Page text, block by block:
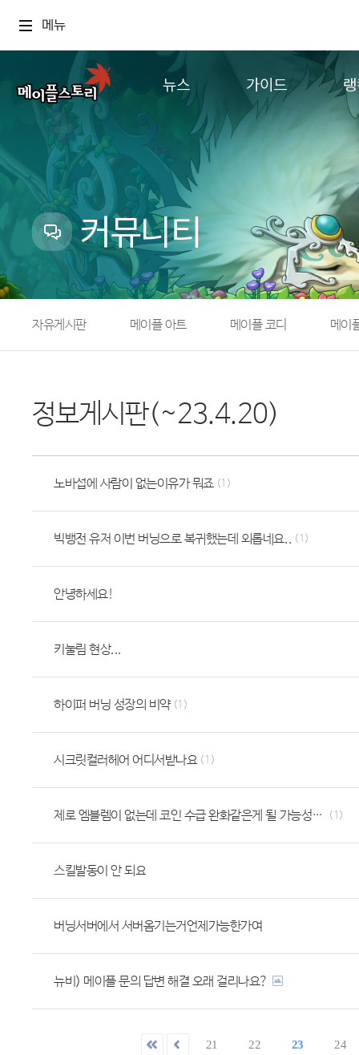
메뉴
뉴스
업데이트
이벤트
캐시샵 공지
메이플 알림판
with maple
가이드
추가정보
컨텐
커뮤니티
자유게시판 메이플 아트 메이플 코디 메이
정보게시판(~23.4.20)
노바섭에 사람이 없는이유가 뭐죠 (1)
빅뱅전 유저 이번 버닝으로 복귀했는데 외롭네요.. (1)
안녕하세요!
키눌림 현상...
하이퍼 버닝 성장의 비약 (1)
시크릿컬러헤어 어디서받나요 (1)
제로 엠블렘이 없는데 코인 수급 완화같은게 될 가능성은 없을까요 (1)
스킬발동이 안 되요
버닝서버에서 서버옴기는거언제가능한가여
뉴비) 메이플 문의 답변 해결 오래 걸리나요?
21 22 23 24